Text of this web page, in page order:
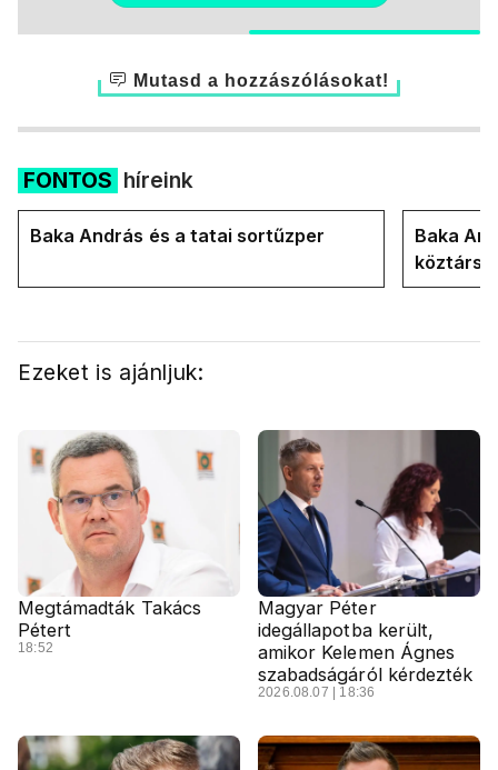
Mutasd a hozzászólásokat!
FONTOS híreink
Baka András és a tatai sortűzper
Baka
Ezeket is ajánljuk:
Megtámadták Takács
Pétert
18:52
Magyar Péter
idegállapotba került,
amikor Kelemen Ágnes
szabadságáról kérdezték
2026.08.07 | 18:36